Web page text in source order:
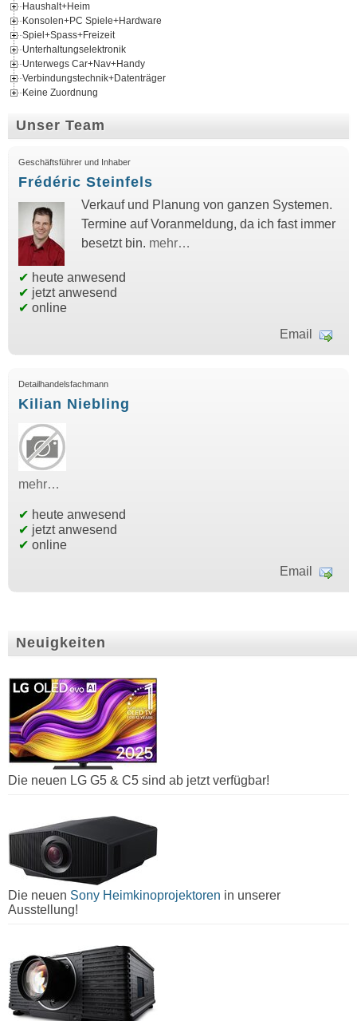
Haushalt+Heim
Konsolen+PC Spiele+Hardware
Spiel+Spass+Freizeit
Unterhaltungselektronik
Unterwegs Car+Nav+Handy
Verbindungstechnik+Datenträger
Keine Zuordnung
Unser Team
Geschäftsführer und Inhaber
Frédéric Steinfels
Verkauf und Planung von ganzen Systemen.
Termine auf Voranmeldung, da ich fast immer
besetzt bin. mehr…
✔ heute anwesend
✔ jetzt anwesend
✔ online
Email
Detailhandelsfachmann
Kilian Niebling
mehr…
✔ heute anwesend
✔ jetzt anwesend
✔ online
Email
Neuigkeiten
Die neuen LG G5 & C5 sind ab jetzt verfügbar!
Die neuen Sony Heimkinoprojektoren in unserer
Ausstellung!